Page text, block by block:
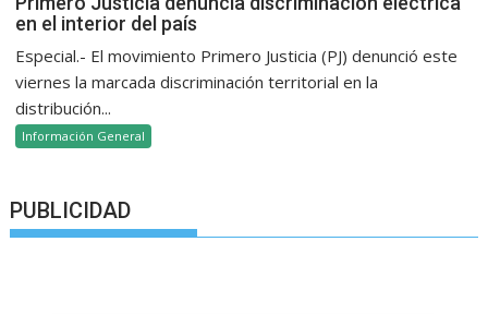
en el interior del país
Especial.- El movimiento Primero Justicia (PJ) denunció este
viernes la marcada discriminación territorial en la
distribución...
Información General
PUBLICIDAD